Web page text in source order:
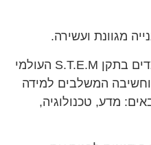
מגוונת ועשירה.
מוצרי מכנו MECCANO עומדים בתקן S.T.E.M העולמי
המשלבים למידה
מדע, טכנולוגיה,